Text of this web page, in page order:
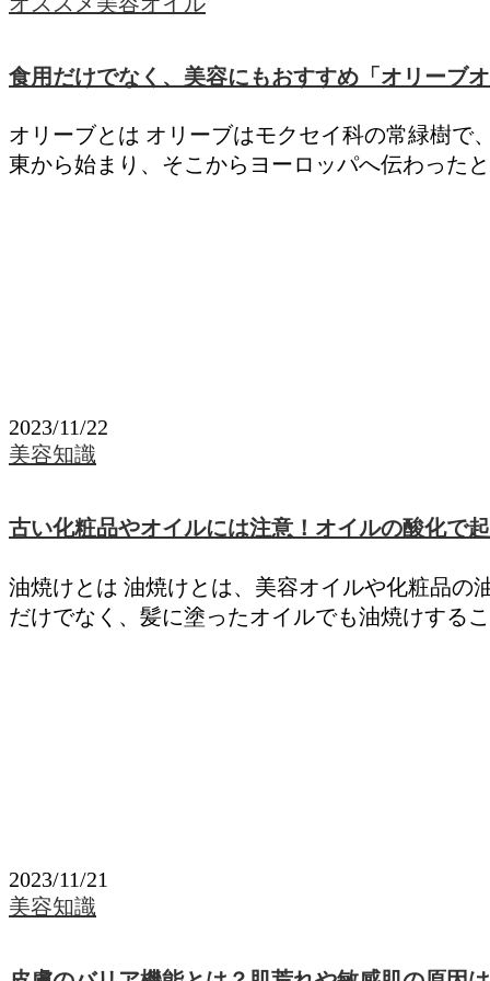
食用だけでなく、美容にもおすすめ「オリーブ
オリーブとは オリーブはモクセイ科の常緑樹で
東から始まり、そこからヨーロッパへ伝わった
2023/11/22
美容知識
古い化粧品やオイルには注意！オイルの酸化で
油焼けとは 油焼けとは、美容オイルや化粧品の
だけでなく、髪に塗ったオイルでも油焼けする
2023/11/21
美容知識